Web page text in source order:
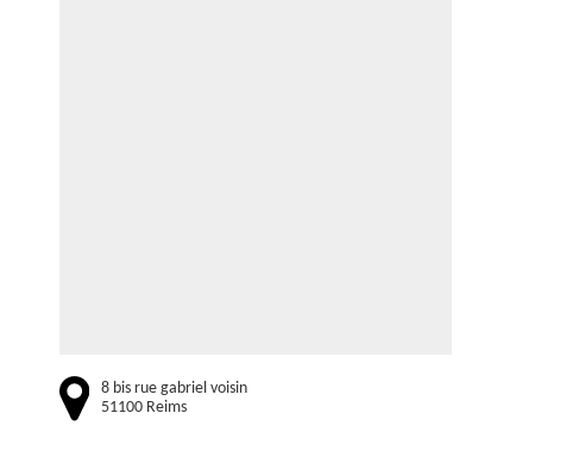
8 bis rue gabriel voisin
51100 Reims